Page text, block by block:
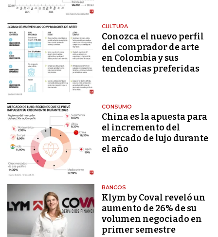
CULTURA
Conozca el nuevo perfil
del comprador de arte
en Colombia y sus
tendencias preferidas
CONSUMO
China es la apuesta para
el incremento del
mercado de lujo durante
el año
BANCOS
Klym by Coval reveló un
aumento de 26% de su
volumen negociado en
primer semestre